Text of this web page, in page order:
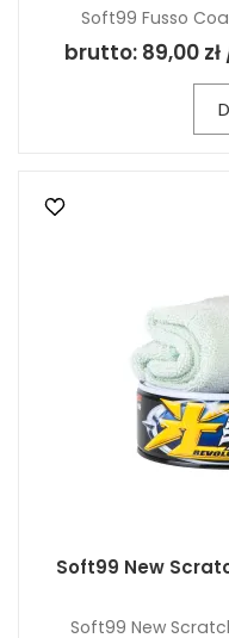
Soft99 Fusso
brutto: 89,00
Soft99 New
Soft99 New